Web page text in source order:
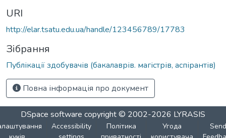
URI
http://elar.tsatu.edu.ua/handle/123456789/17783
Зібрання
Публікації здобувачів (бакалаврів. магістрів, аспірантів)
Повна інформація про документ
DSpace software copyright © 2002-2026 LYRASIS
Accessibility
Політика
Угода
Send